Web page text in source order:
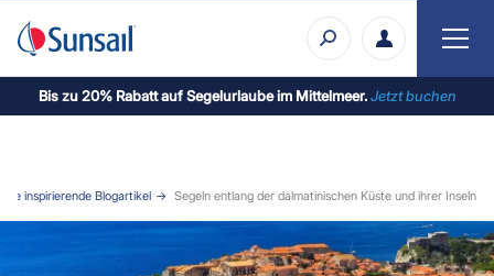
Bis zu 20% Rabatt auf Segelurlaube im Mittelmeer.Jetzt buchen
Sie inspirierende Blogartikel Segeln entlang der dalmatinischen Küste und ihrer Inseln